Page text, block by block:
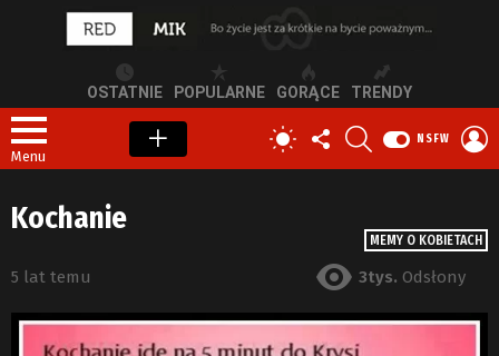
OSTATNIE POPULARNE GORĄCE TRENDY
Menu
PRZEŁĄCZ
SKÓRKĘ
OBSERWUJ
NAS
NSFW
MEMY O KOBIETACH
Kochanie
5 lat temu 3tys. Odsłony